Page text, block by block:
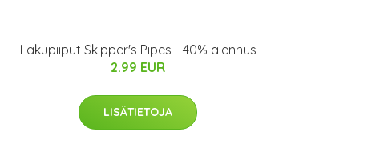
Lakupiiput Skipper's Pipes - 40% alennus
2.99 EUR
LISÄTIETOJA